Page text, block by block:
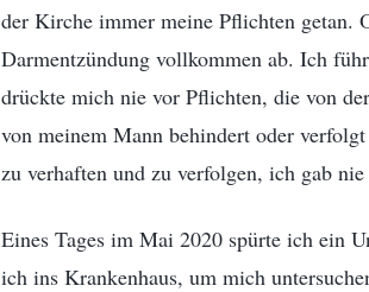
der Kirche immer meine Pflichten getan.
Darmentzündung vollkommen ab. Ich
drückte mich nie vor Pflichten, die von
von meinem Mann behindert oder
zu verhaften und zu verfolgen, ich gab
Eines Tages im Mai 2020 spürte ich ein
ich ins Krankenhaus, um mich